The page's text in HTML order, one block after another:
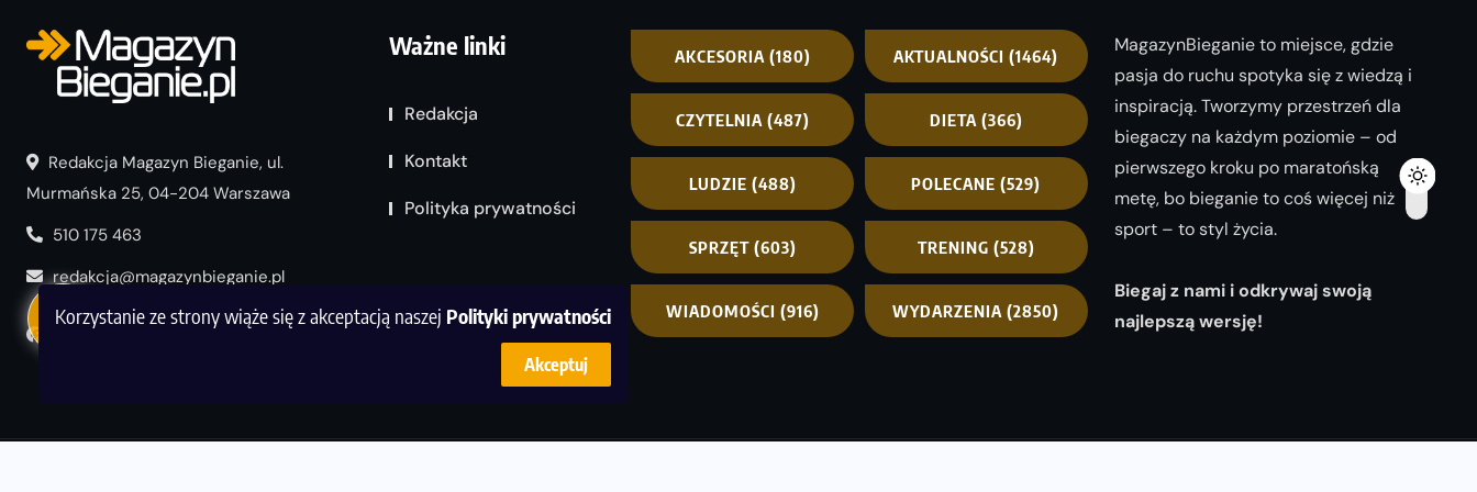
Korzystanie ze strony wiąże się z akceptacją naszej Polityki prywatności
Akceptuj
Redakcja Magazyn Bieganie, ul.
Murmańska 25, 04-204 Warszawa
510 175 463
redakcja@magazynbieganie.pl
Ważne linki
Redakcja
Kontakt
Polityka prywatności
AKCESORIA (180) AKTUALNOŚCI (1464)
CZYTELNIA (487) DIETA (366)
LUDZIE (488) POLECANE (529)
SPRZĘT (603) TRENING (528)
WIADOMOŚCI (916) WYDARZENIA (2850)
MagazynBieganie to miejsce, gdzie
pasja do ruchu spotyka się z wiedzą i
inspiracją. Tworzymy przestrzeń dla
biegaczy na każdym poziomie – od
pierwszego kroku po maratońską
metę, bo bieganie to coś więcej niż
sport – to styl życia.
Biegaj z nami i odkrywaj swoją
najlepszą wersję!